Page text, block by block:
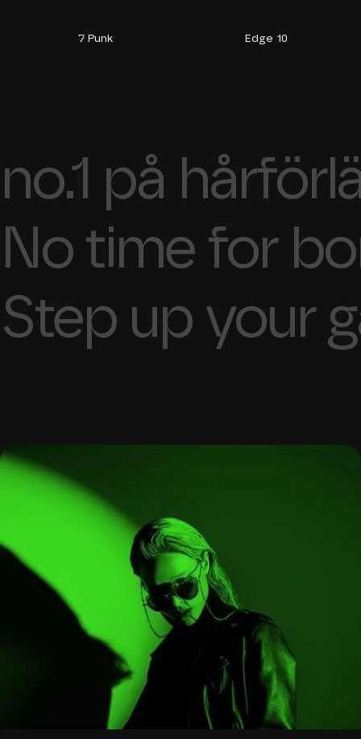
7 Punk Edge 10
no.1 på
No time for
Step up your